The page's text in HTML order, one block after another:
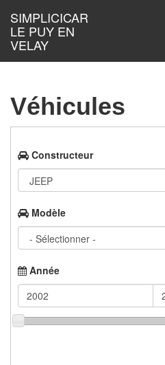
SIMPLICICAR
LE PUY EN
VELAY
Véhicules
Constructeur
Modèle
Année